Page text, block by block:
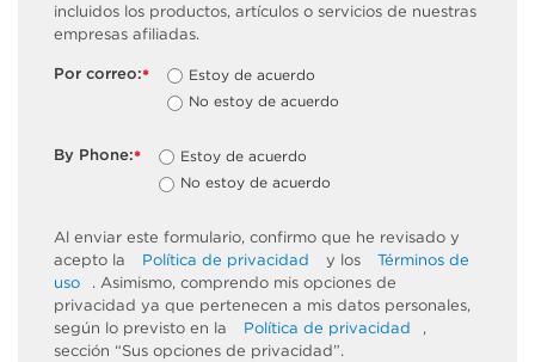
incluidos los productos, artículos o servicios de nuestras
empresas afiliadas.
*
Por correo:
Estoy de acuerdo
No estoy de acuerdo
*
By Phone:
Estoy de acuerdo
No estoy de acuerdo
Al enviar este formulario, confirmo que he revisado y
acepto la
Política de privacidad y los
Términos de
uso
. Asimismo, comprendo mis opciones de
privacidad ya que pertenecen a mis datos personales,
según lo previsto en la
Política de privacidad
,
sección “Sus opciones de privacidad”.